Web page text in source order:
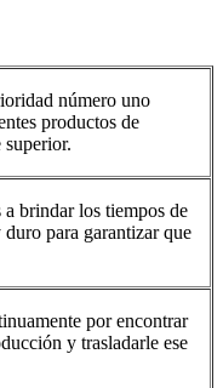
número uno
productos de
brindar los tiempos de
para garantizar que
por encontrar
y trasladarle ese